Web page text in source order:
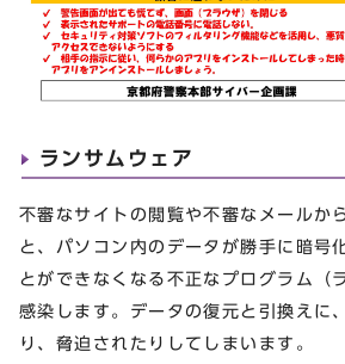
ランサムウェア
不審なサイトの閲覧や不審なメールか
と、パソコン内のデータが勝手に暗号
とができなくなる不正なプログラム（
感染します。データの復元と引換えに
り、脅迫されたりしてしまいます。